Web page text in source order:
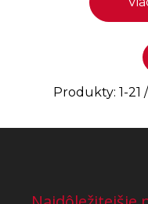
Produkty: 1-21 /